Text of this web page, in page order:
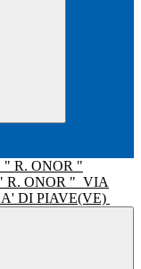
R. ONOR " VIA
DI PIAVE(VE)